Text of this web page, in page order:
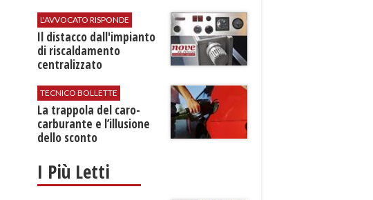
L'AVVOCATO RISPONDE
Il distacco dall'impianto
di riscaldamento
centralizzato
TECNICO BOLLETTE
​La trappola del caro-
carburante e l’illusione
dello sconto
I Più Letti